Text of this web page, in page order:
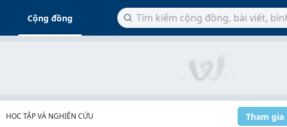
Cộng đồng
HỌC TẬP VÀ NGHIÊN CỨU Tham gia